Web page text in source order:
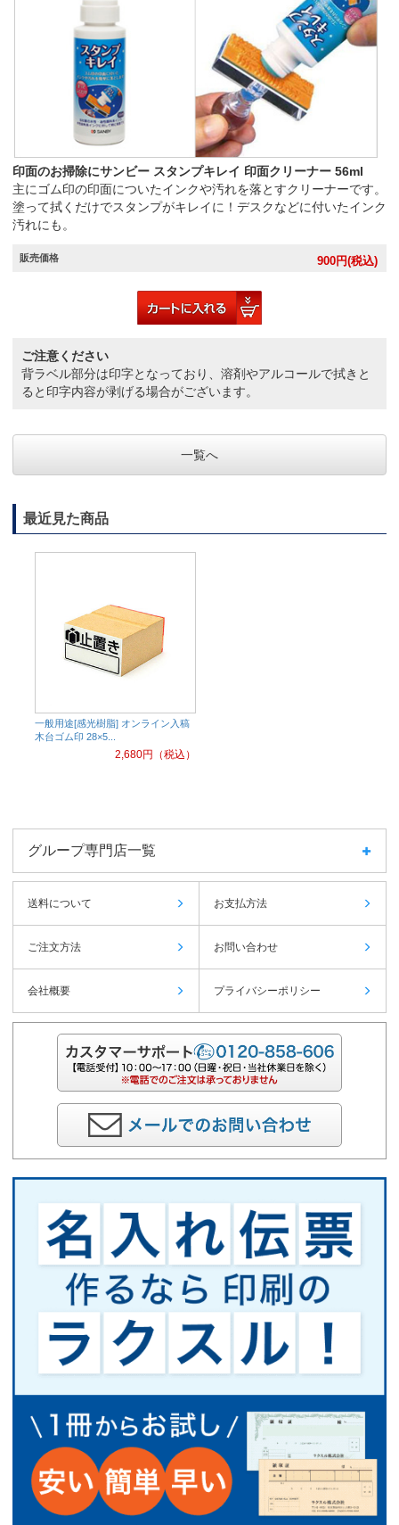
印面のお掃除にサンビー スタンプキレイ 印面クリーナー 56ml
主にゴム印の印面についたインクや汚れを落とすクリーナーです。
塗って拭くだけでスタンプがキレイに！デスクなどに付いたインク
汚れにも。
販売価格 900円(税込)
ご注意ください
背ラベル部分は印字となっており、溶剤やアルコールで拭きと
ると印字内容が剥げる場合がございます。
一覧へ
最近見た商品
一般用途[感光樹脂] オンライン入稿
木台ゴム印 28×5...
2,680円（税込）
グループ専門店一覧
送料について お支払方法
ご注文方法 お問い合わせ
会社概要 プライバシーポリシー